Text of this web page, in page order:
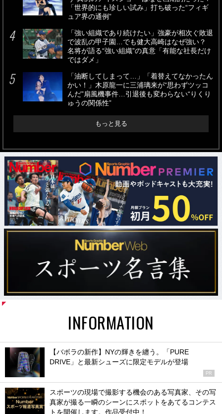
「世界的にも珍しい試み」打ち破った“フィギ
ュア界の通例”
「強い組織であり続けたい」強豪が相次ぐ敗退
で波乱の甲子園…でも健大高崎はなぜ強い？
名将が語る“強い組織”の真意「有能な社長だけ
ではダメ」
「油断してしまって…」「着替えてなかったん
かい！」木原龍一に三浦璃来が“思わずツッコ
んだ”扇風機事件…引退後も変わらない“りくり
ゅうの関係性”
もっと見る
INFORMATION
【バボラの新作】NYの輝きを纏う。「PURE
DRIVE」と最新シューズに限定モデルが登場
PR
スポーツの現場で撮影する機会のある写真家、その写
真家が撮る一瞬のシーンにスポットをあてるコンテス
トを開催します。作品受付中！